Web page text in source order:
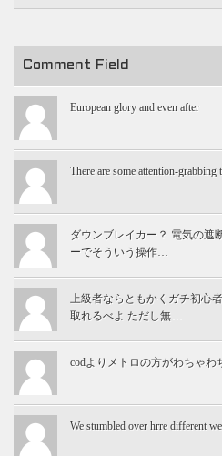
Comment Field
European glory and even after
There are some attention-
ダウンブレイカー？ 電気の遮
ーでそういう操作…
上級者ならともかくガチ初心
取れるべよ ただし無…
codよりメトロの方がわちゃわ
We stumbled over hrre different